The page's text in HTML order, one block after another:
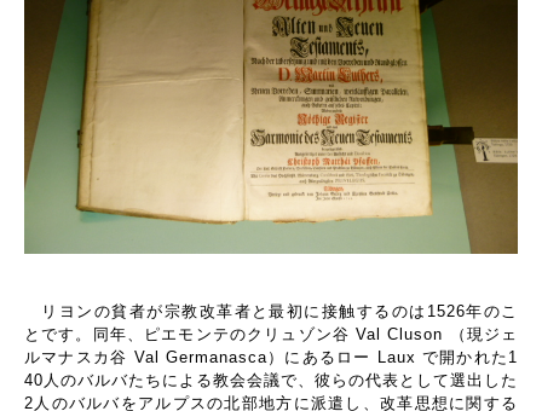
リヨンの貧者が宗教改革者と最初に接触するのは 1526年のこ
とです。同年、ピエモンテのクリュゾン谷 Val Cluson
（現ジェ
ルマナスカ谷 Val Germanasca）にあるロー Laux で開かれた 1
40 人のバルバたちによる教会会議で、彼らの代表として選出した
2 人のバルバをアルプスの北部地方に派遣し、改革思想に関する